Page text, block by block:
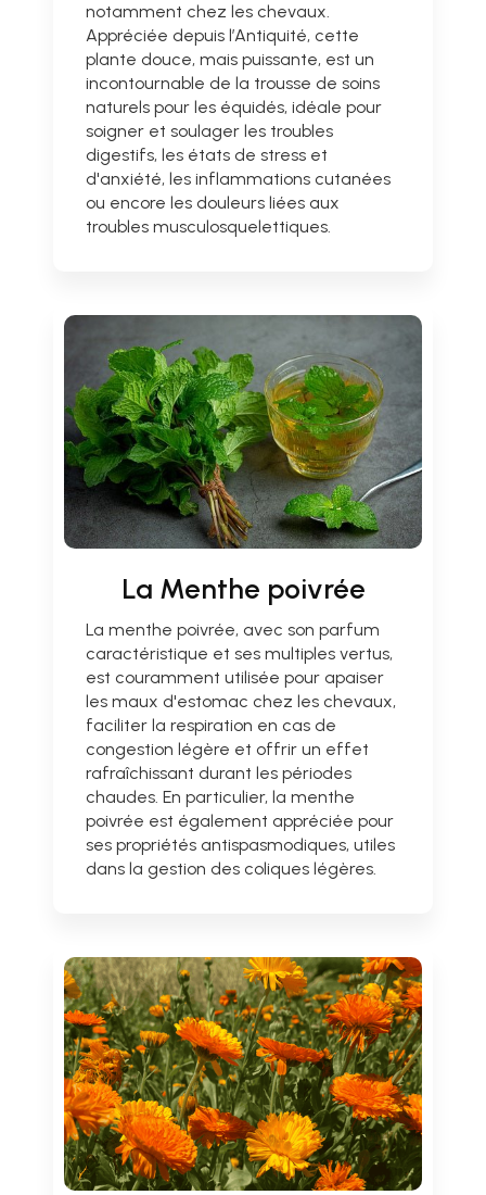
notamment chez les chevaux.
Appréciée depuis l’Antiquité, cette
plante douce, mais puissante, est un
incontournable de la trousse de soins
naturels pour les équidés, idéale pour
soigner et soulager les troubles
digestifs, les états de stress et
d'anxiété, les inflammations cutanées
ou encore les douleurs liées aux
troubles musculosquelettiques.
La Menthe poivrée
La menthe poivrée, avec son parfum
caractéristique et ses multiples vertus,
est couramment utilisée pour apaiser
les maux d'estomac chez les chevaux,
faciliter la respiration en cas de
congestion légère et offrir un effet
rafraîchissant durant les périodes
chaudes. En particulier, la menthe
poivrée est également appréciée pour
ses propriétés antispasmodiques, utiles
dans la gestion des coliques légères.